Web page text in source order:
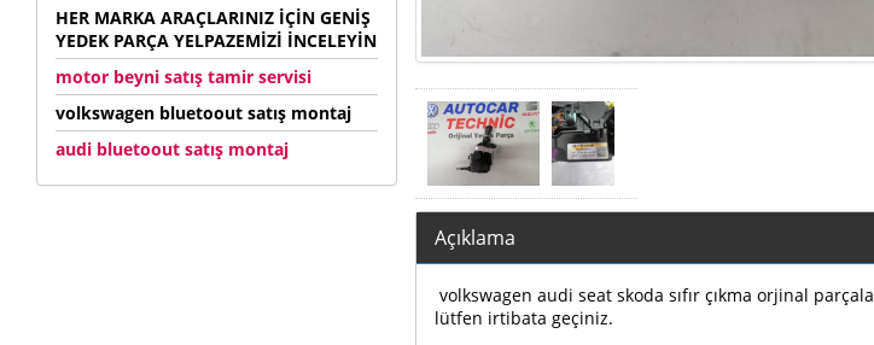
HER MARKA ARAÇLARINIZ İÇİN GENİŞ
YEDEK PARÇA YELPAZEMİZİ İNCELEYİN
motor beyni satış tamir servisi
volkswagen bluetoout satış montaj
audi bluetoout satış montaj
Açıklama
volkswagen audi seat skoda sıfır çıkma orjinal
lütfen irtibata geçiniz.